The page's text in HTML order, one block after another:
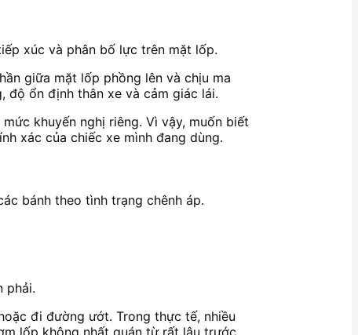
xúc và phân bố lực trên mặt lốp.
giữa mặt lốp phồng lên và chịu ma
độ ổn định thân xe và cảm giác lái.
khuyến nghị riêng. Vì vậy, muốn biết
xác của chiếc xe mình đang dùng.
bánh theo tình trạng chênh áp.
phải.
đi đường ướt. Trong thực tế, nhiều
lốp không nhất quán từ rất lâu trước